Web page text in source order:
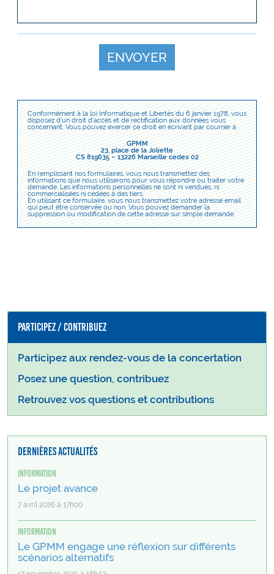
ENVOYER
Conformément à la loi Informatique et Libertés du 6 janvier 1978, vous
disposez d'un droit d'accès et de rectification aux données vous
concernant. Vous pouvez exercer ce droit en écrivant par courrier à :
GPMM
23, place de la Joliette
CS 819635 – 13226 Marseille cedex 02
En remplissant nos formulaires, vous nous transmettez des
informations que nous utiliserons pour vous répondre ou traiter votre
demande. Les informations personnelles ne sont ni vendues, ni
commercialisées ni cédées à des tiers.
En utilisant ce formulaire, vous nous transmettez votre adresse email
qui peut être conservée ou non. Vous pouvez demander la
suppression ou modification de cette adresse sur simple demande.
Participez / Contribuez
Participez aux rendez-vous de la concertation
Posez une question, contribuez
Retrouvez vos questions et contributions
Dernières actualités
Information
Le projet avance
7 avril 2026 à 17h00
Information
Le GPMM engage une réflexion sur différents
scénarios alternatifs